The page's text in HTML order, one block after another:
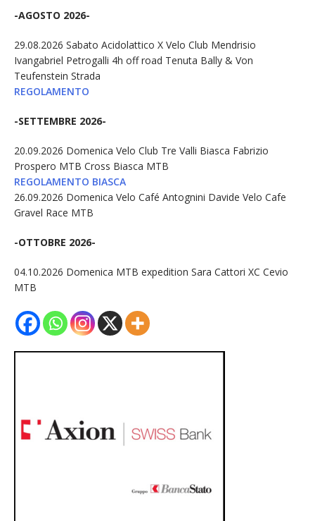
-AGOSTO 2026-
29.08.2026 Sabato Acidolattico X Velo Club Mendrisio
Ivangabriel Petrogalli 4h off road Tenuta Bally & Von
Teufenstein Strada
REGOLAMENTO
-SETTEMBRE 2026-
20.09.2026 Domenica Velo Club Tre Valli Biasca Fabrizio
Prospero MTB Cross Biasca MTB
REGOLAMENTO BIASCA
26.09.2026 Domenica Velo Café Antognini Davide Velo Cafe
Gravel Race MTB
-OTTOBRE 2026-
04.10.2026 Domenica MTB expedition Sara Cattori XC Cevio
MTB